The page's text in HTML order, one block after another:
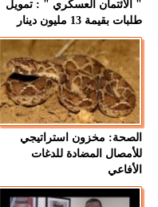
" الائتمان العسكري " : تمويل
طلبات بقيمة 13 مليون دينار
الصحة: مخزون استراتيجي
للأمصال المضادة للدغات
الأفاعي